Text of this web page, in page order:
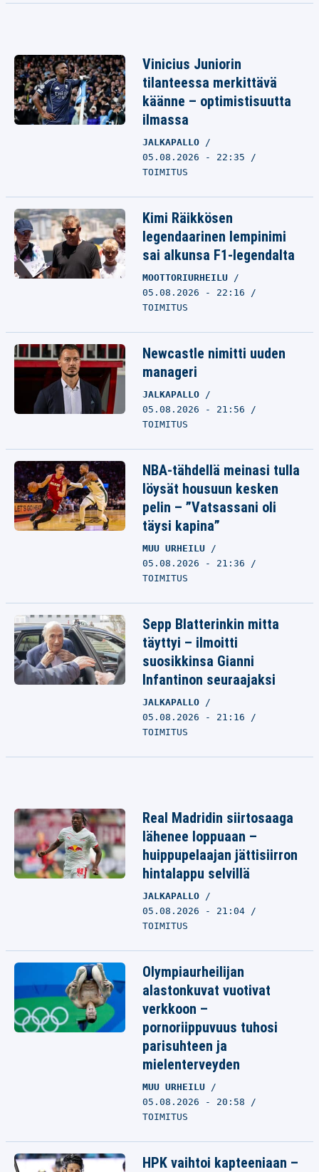
Vinicius Juniorin
tilanteessa merkittävä
käänne – optimistisuutta
ilmassa
JALKAPALLO
05.08.2026 - 22:35
TOIMITUS
Kimi Räikkösen
legendaarinen lempinimi
sai alkunsa F1-legendalta
MOOTTORIURHEILU
05.08.2026 - 22:16
TOIMITUS
Newcastle nimitti uuden
manageri
JALKAPALLO
05.08.2026 - 21:56
TOIMITUS
NBA-tähdellä meinasi tulla
löysät housuun kesken
pelin – ”Vatsassani oli
täysi kapina”
MUU URHEILU
05.08.2026 - 21:36
TOIMITUS
Sepp Blatterinkin mitta
täyttyi – ilmoitti
suosikkinsa Gianni
Infantinon seuraajaksi
JALKAPALLO
05.08.2026 - 21:16
TOIMITUS
Real Madridin siirtosaaga
lähenee loppuaan –
huippupelaajan jättisiirron
hintalappu selvillä
JALKAPALLO
05.08.2026 - 21:04
TOIMITUS
Olympiaurheilijan
alastonkuvat vuotivat
verkkoon –
pornoriippuvuus tuhosi
parisuhteen ja
mielenterveyden
MUU URHEILU
05.08.2026 - 20:58
TOIMITUS
HPK vaihtoi kapteeniaan –